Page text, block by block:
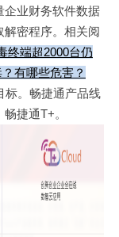
企业财务软件数据
密程序。相关阅
终端超2000台仍
有哪些危害？
。畅捷通产品线
捷通T+。